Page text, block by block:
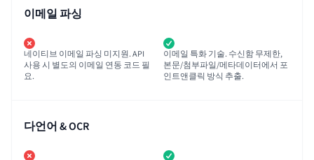
이메일 파싱
네이티브 이메일 파싱 미지원. API
사용 시 별도의 이메일 연동 코드 필
요.
이메일 특화 기술. 수신함 무제한,
본문/첨부파일/메타데이터에서 포
인트앤클릭 방식 추출.
다언어 & OCR